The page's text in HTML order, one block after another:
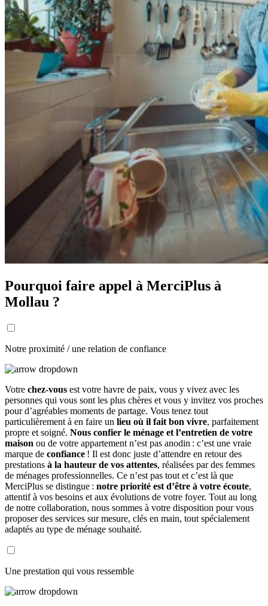
Pourquoi faire appel à MerciPlus à
Mollau ?
Notre proximité / une relation de confiance
Votre chez-vous est votre havre de paix, vous y vivez avec les
personnes qui vous sont les plus chères et vous y invitez vos proches
pour d’agréables moments de partage. Vous tenez tout
particulièrement à en faire un lieu où il fait bon vivre, parfaitement
propre et soigné. Nous confier le ménage et l’entretien de votre
maison ou de votre appartement n’est pas anodin : c’est une vraie
marque de confiance ! Il est donc juste d’attendre en retour des
prestations à la hauteur de vos attentes, réalisées par des femmes
de ménages professionnelles. Ce n’est pas tout et c’est là que
MerciPlus se distingue : notre priorité est d’être à votre écoute,
attentif à vos besoins et aux évolutions de votre foyer. Tout au long
de notre collaboration, nous sommes à votre disposition pour vous
proposer des services sur mesure, clés en main, tout spécialement
adaptés au type de ménage souhaité.
Une prestation qui vous ressemble